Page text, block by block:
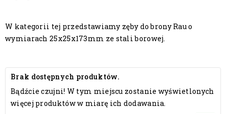
W kategorii tej przedstawiamy zęby do brony Rau o
wymiarach 25x25x173mm ze stali borowej.
Brak dostępnych produktów.
Bądźcie czujni! W tym miejscu zostanie wyświetlonych
więcej produktów w miarę ich dodawania.